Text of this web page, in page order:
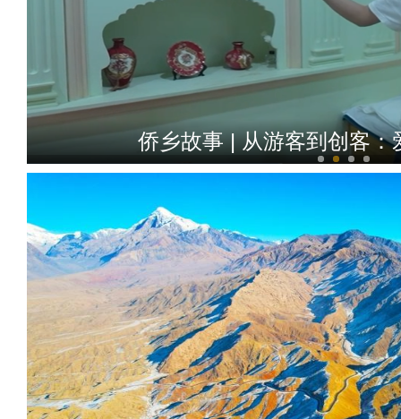
侨乡故事 | 从游客到创客：